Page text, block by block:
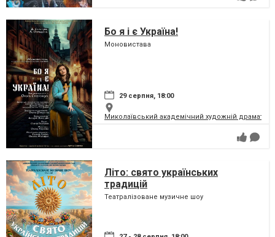
Бо я і є Україна!
Моновистава
29 серпня, 18:00
Миколаївський академічний художній
Літо: свято українських
традицій
Театралізоване музичне шоу